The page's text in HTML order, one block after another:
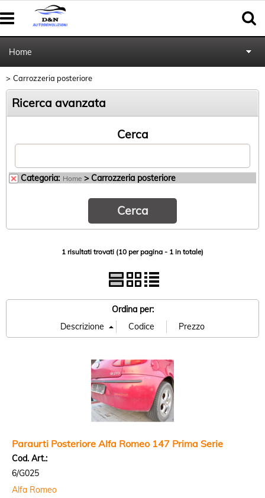
Home
Autoricambi
Carrozzeria posteriore
Ricerca avanzata
Cerca
Categoria: Home > Carrozzeria posteriore
1 risultati trovati (10 per pagina - 1 in totale)
Ordina per:
Paraurti Posteriore Alfa Romeo 147 Prima Serie
Cod. Art.:
6/G025
Alfa Romeo